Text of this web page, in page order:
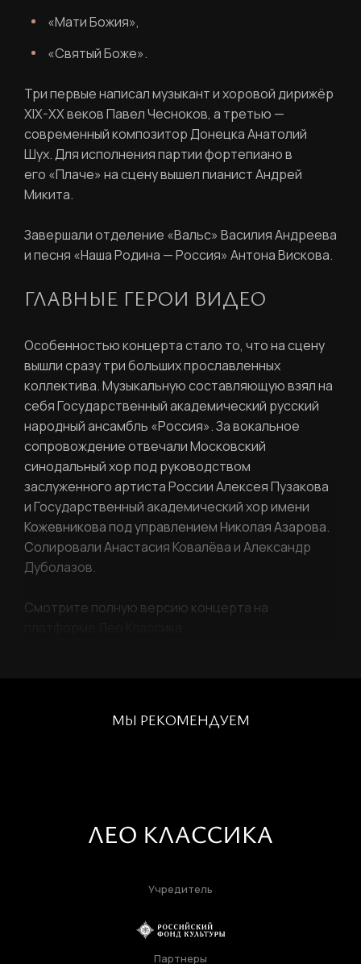
«Мати Божия»,
«Святый Боже».
Три первые написал музыкант и хоровой дирижёр
XIX-XX веков Павел Чесноков, а третью —
современный композитор Донецка Анатолий
Шух. Для исполнения партии фортепиано в
его «Плаче» на сцену вышел пианист Андрей
Микита.
Завершали отделение «Вальс» Василия Андреева
и песня «Наша Родина — Россия» Антона Вискова.
ГЛАВНЫЕ ГЕРОИ ВИДЕО
Особенностью концерта стало то, что на сцену
вышли сразу три больших прославленных
коллектива. Музыкальную составляющую взял на
себя Государственный академический русский
народный ансамбль «Россия». За вокальное
сопровождение отвечали Московский
синодальный хор под руководством
заслуженного артиста России Алексея Пузакова
и Государственный академический хор имени
Кожевникова под управлением Николая Азарова.
Солировали Анастасия Ковалёва и Александр
Дуболазов.
Смотрите полную версию концерта на
МЫ РЕКОМЕНДУЕМ
Учредитель
Партнеры
ЛИЧНЫЙ КАБИНЕТ
Пароль
Регистрация
Ваш email
Задайте пароль
Нажимая кнопку «Отправить», вы
соглашаетесь справилами обработки
персональных данных
Отправить
Вход в личный кабинет
ВОССТАНОВИТЬ ПАРОЛЬ
Отправить
Вход в личный кабинет